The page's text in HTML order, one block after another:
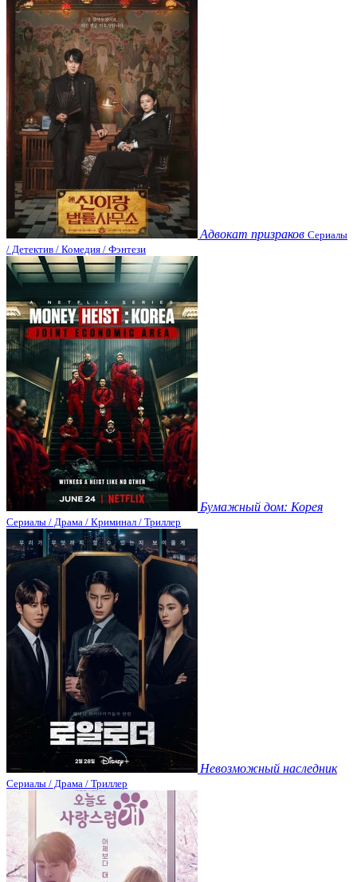
Адвокат призраков Сериалы
/ Детектив / Комедия / Фэнтези
Бумажный дом: Корея
Сериалы / Драма / Криминал / Триллер
Невозможный наследник
Сериалы / Драма / Триллер